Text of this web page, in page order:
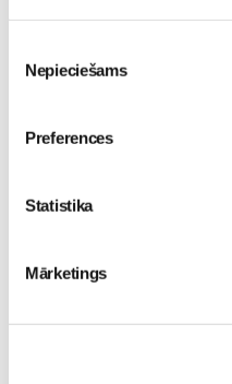
izvēle
Nepieciešams
Preferences
Statistika
Mārketings
06. Aug 20:04
skolā atgrieztos vesels un